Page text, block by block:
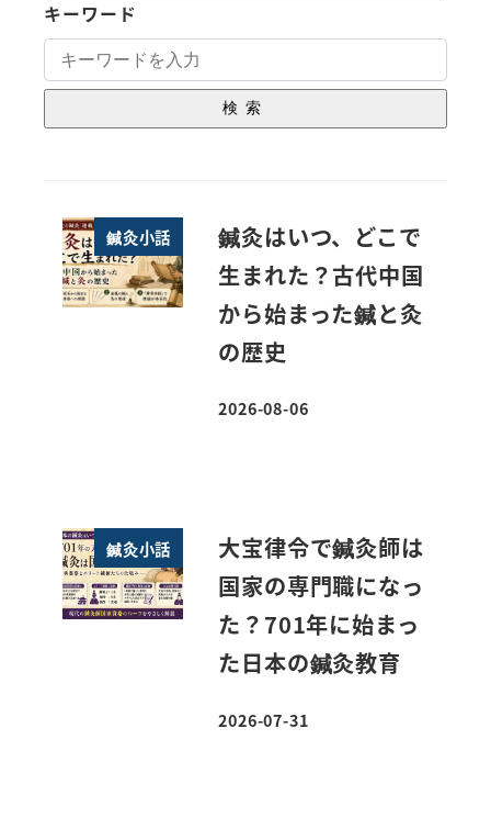
キーワード
検索
鍼灸小話
鍼灸はいつ、どこで
生まれた？古代中国
から始まった鍼と灸
の歴史
投稿日
2026-08-06
鍼灸小話
大宝律令で鍼灸師は
国家の専門職になっ
た？701年に始まっ
た日本の鍼灸教育
投稿日
2026-07-31